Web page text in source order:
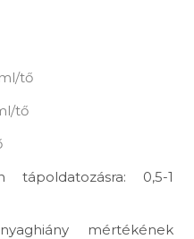
tő
tő
tápoldatozásra: 0,5-1
mértékének